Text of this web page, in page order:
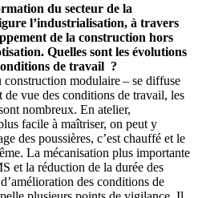
du secteur de la
l’industrialisation, à travers
de la construction hors
Quelles sont les évolutions
de travail ?
modulaire – se diffuse
vue des conditions de travail, les
nombreux. En atelier,
facile à maîtriser, on peut y
des poussières, c’est chauffé et le
La mécanisation plus importante
et la réduction de la durée des
des conditions de